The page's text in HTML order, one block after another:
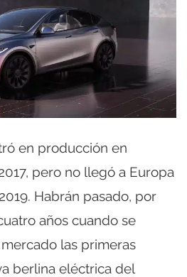
en producción en
pero no llegó a Europa
Habrán pasado, por
años cuando se
las primeras
berlina eléctrica del